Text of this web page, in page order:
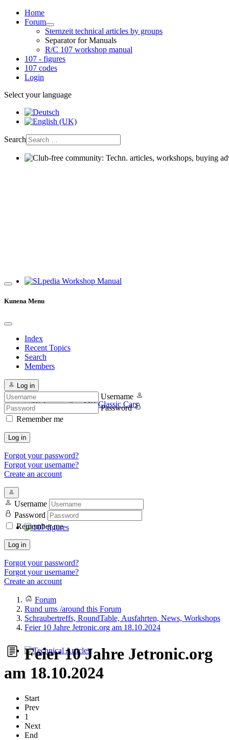
Home
Forum
Sternzeit technical articles by groups
Separator for Manuals
R/C 107 workshop manual
107 - figures
107 codes
Login
Select your language
Search
Welcome other MB Classic Cars
Technical Articles
Kunena Menu
Index
Recent Topics
Search
Members
Log in
Username
Password
Remember me
Log in
Forgot your password?
Forgot your username?
Create an account
Username
Password
Remember me
Log in
Forgot your password?
Forgot your username?
Create an account
Forum
Rund ums /around this Forum
Schraubertreffs, RoundTable, Ausfahrten, News, Workshops
Feier 10 Jahre Jetronic.org am 18.10.2024
Feier 10 Jahre Jetronic.org
am 18.10.2024
Start
Prev
1
Next
End